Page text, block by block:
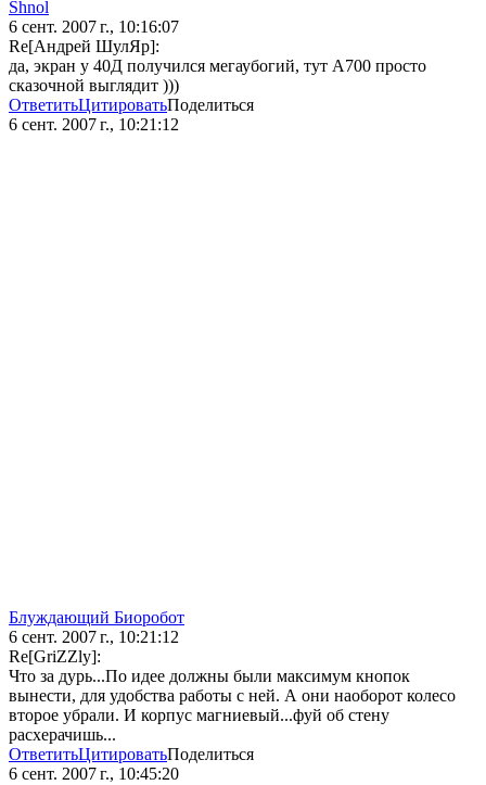
Shnol
6 сент. 2007 г., 10:16:07
Re[Андрей ШулЯр]:
да, экран у 40Д получился мегаубогий, тут А700 просто
сказочной выглядит )))
ОтветитьЦитироватьПоделиться
6 сент. 2007 г., 10:21:12
Блуждающий Биоробот
6 сент. 2007 г., 10:21:12
Re[GriZZly]:
Что за дурь...По идее должны были максимум кнопок
вынести, для удобства работы с ней. А они наоборот колесо
второе убрали. И корпус магниевый...фуй об стену
расхерачишь...
ОтветитьЦитироватьПоделиться
6 сент. 2007 г., 10:45:20